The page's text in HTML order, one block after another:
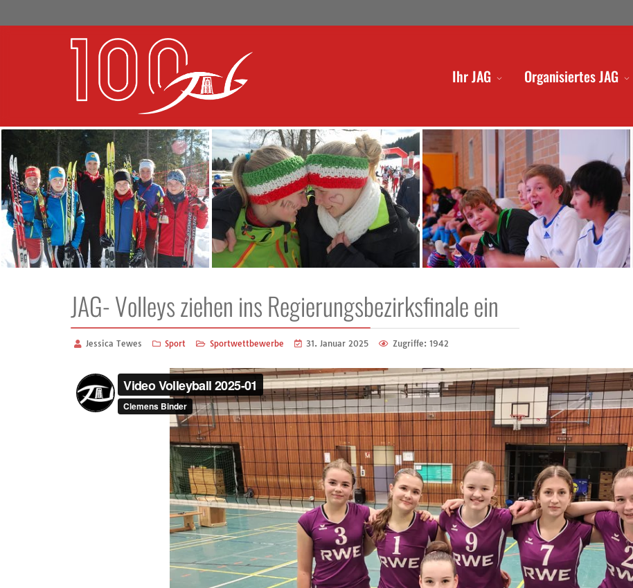
Ihr JAG Organisiertes JAG
JAG- Volleys ziehen ins Regierungsbezirksfinale ein
Jessica Tewes Sport Sportwettbewerbe 31. Januar 2025 Zugriffe: 1942